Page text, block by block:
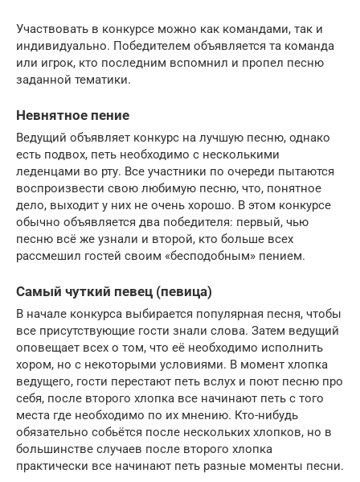
Участвовать в конкурсе можно как командами, так и
индивидуально. Победителем объявляется та команда
или игрок, кто последним вспомнил и пропел песню
заданной тематики.
Невнятное пение
Ведущий объявляет конкурс на лучшую песню, однако
есть подвох, петь необходимо с несколькими
леденцами во рту. Все участники по очереди пытаются
воспроизвести свою любимую песню, что, понятное
дело, выходит у них не очень хорошо. В этом конкурсе
обычно объявляется два победителя: первый, чью
песню всё же узнали и второй, кто больше всех
рассмешил гостей своим «бесподобным» пением.
Самый чуткий певец (певица)
В начале конкурса выбирается популярная песня, чтобы
все присутствующие гости знали слова. Затем ведущий
оповещает всех о том, что её необходимо исполнить
хором, но с некоторыми условиями. В момент хлопка
ведущего, гости перестают петь вслух и поют песню про
себя, после второго хлопка все начинают петь с того
места где необходимо по их мнению. Кто-нибудь
обязательно собьётся после нескольких хлопков, но в
большинстве случаев после второго хлопка
практически все начинают петь разные моменты песни.